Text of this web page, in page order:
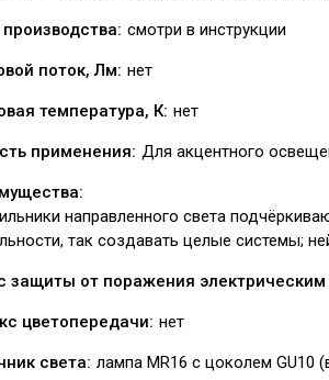
смотри в инструкции
поток, Лм: нет
температура, К: нет
применения: Для акцентного
направленного света
так создавать целые системы;
защиты от поражения электрическим
цветопередачи: нет
света: лампа MR16 с цоколем GU10